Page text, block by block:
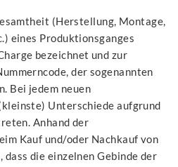
(Herstellung, Montage,
eines Produktionsganges
bezeichnet und zur
der sogenannten
Bei jedem neuen
Unterschiede aufgrund
Anhand der
Kauf und/oder Nachkauf von
die einzelnen Gebinde der